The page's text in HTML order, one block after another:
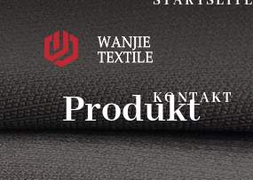
KONTAKT
Produkt